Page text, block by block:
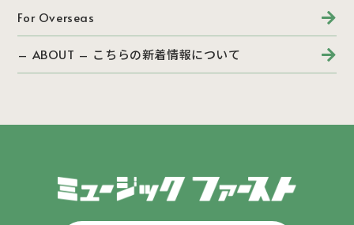
For Overseas
– ABOUT – こちらの新着情報について